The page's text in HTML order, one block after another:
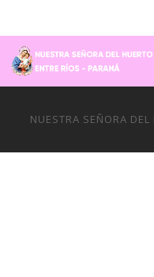
NUESTRA SEÑORA